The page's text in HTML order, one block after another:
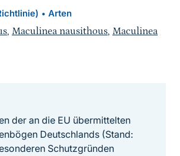
• Arten
, Maculinea nausithous, Maculinea
der an die EU übermittelten
Deutschlands (Stand:
Schutzgründen